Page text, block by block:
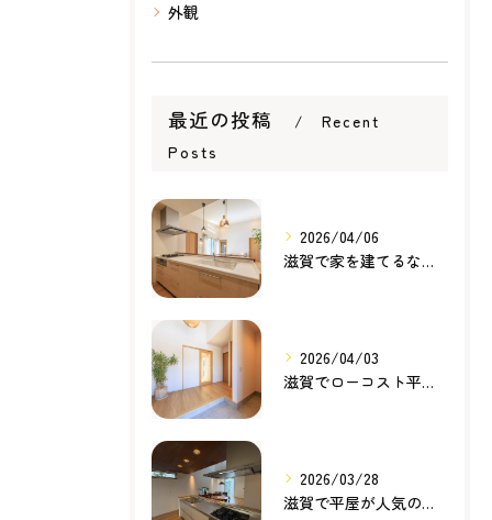
外観
最近の投稿
Recent
Posts
2026/04/06
滋賀で家を建てるなら知っておきたい住宅ローンの基本｜無理のない家づくりの考え方
2026/04/03
滋賀でローコスト平屋を建てるなら？無理のない価格で理想の暮らしを叶える家づくり
2026/03/28
滋賀で平屋が人気の理由とは？暮らしやすさ・家事動線・将来性から考える家づくり